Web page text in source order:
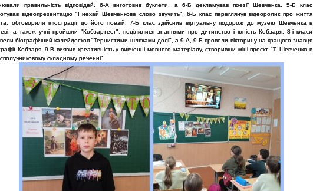
правильність відповідей. 6-А виготовив буклети, а 6-Б декламував поезії Шевченка. 5-Б клас
відеопрезентацію "І нехай Шевченкове слово звучить". 6-Б клас переглянув відеоролик про життя
обговорили ілюстрації до його поезій. 7-Б клас здійснив віртуальну подорож до музею Шевченка в
а також учні пройшли "Кобзартест", поділилися знаннями про дитинство і юність Кобзаря. 8-і класи
біографічний калейдоскоп "Тернистими шляхами долі", а 9-А, 9-Б провели вікторину на кращого знавця
Кобзаря. 9-В виявив креативність у вивченні мовного матеріалу, створивши міні-проєкт "Т. Шевченко в
складному реченні".